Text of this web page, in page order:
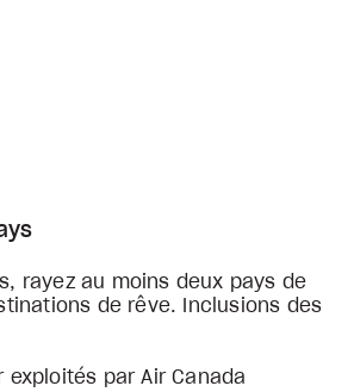
rayez au moins deux pays de
de rêve. Inclusions des
exploités par Air Canada